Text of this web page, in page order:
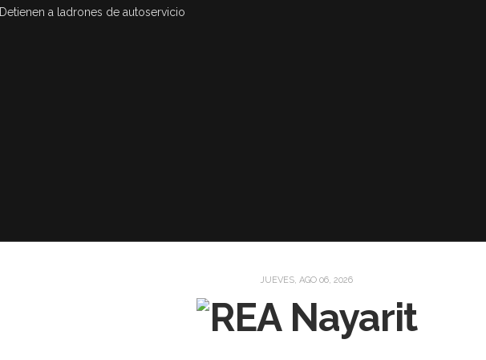
Detienen a ladrones de autoservicio
JUEVES, AGO 06, 2026